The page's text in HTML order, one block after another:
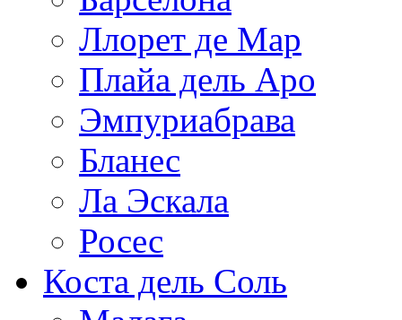
Ллорет де Мар
Плайа дель Аро
Эмпуриабрава
Бланес
Ла Эскала
Росес
Коста дель Соль